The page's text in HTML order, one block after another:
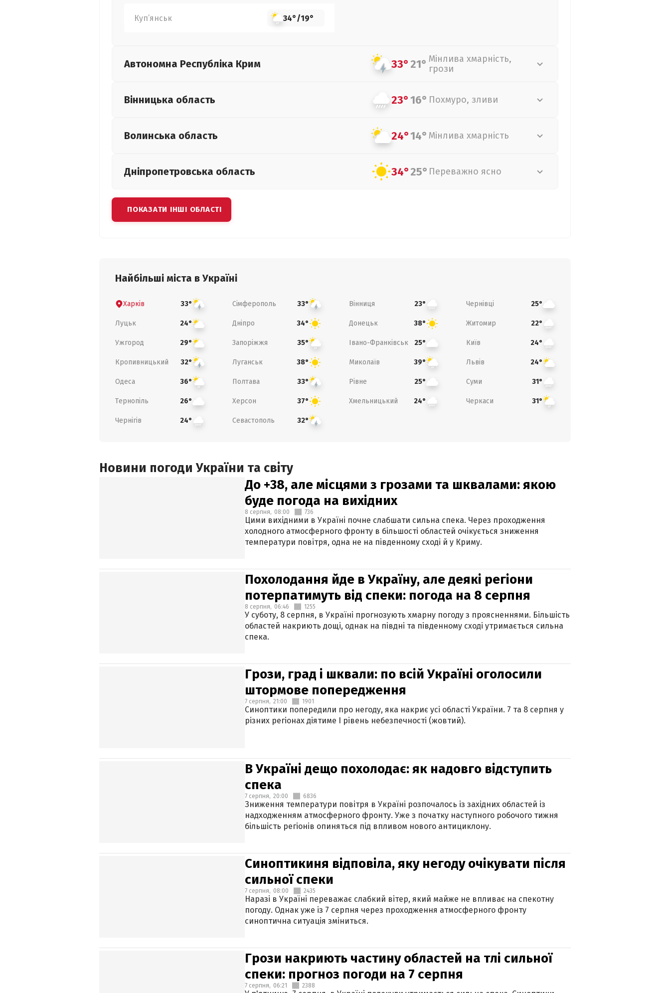
Куп’янськ 34°/19°
Автономна Республіка Крим 33°21° Мінлива хмарність,
грози
Вінницька область 23°16° Похмуро, зливи
Волинська область 24°14° Мінлива хмарність
Дніпропетровська область 34°25° Переважно ясно
ПОКАЗАТИ ІНШІ ОБЛАСТІ
Найбільші міста в Україні
Харків 33° Сімферополь 33° Вінниця 23° Чернівці 25°
Луцьк 24° Дніпро 34° Донецьк 38° Житомир 22°
Ужгород 29° Запоріжжя 35° Івано-Франківськ 25° Київ 24°
Кропивницький 32° Луганськ 38° Миколаїв 39° Львів 24°
Одеса 36° Полтава 33° Рівне 25° Суми 31°
Тернопіль 26° Херсон 37° Хмельницький 24° Черкаси 31°
Чернігів 24° Севастополь 32°
Новини погоди України та світу
До +38, але місцями з грозами та шквалами: якою
буде погода на вихідних
8 серпня, 08:00 736
Цими вихідними в Україні почне слабшати сильна спека. Через проходження
холодного атмосферного фронту в більшості областей очікується зниження
температури повітря, одна не на південному сході й у Криму.
Похолодання йде в Україну, але деякі регіони
потерпатимуть від спеки: погода на 8 серпня
8 серпня, 06:46 1255
У суботу, 8 серпня, в Україні прогнозують хмарну погоду з проясненнями. Більшість
областей накриють дощі, однак на півдні та південному сході утримається сильна
спека.
Грози, град і шквали: по всій Україні оголосили
штормове попередження
7 серпня, 21:00 1901
Синоптики попередили про негоду, яка накриє усі області України. 7 та 8 серпня у
різних регіонах діятиме І рівень небезпечності (жовтий).
В Україні дещо похолодає: як надовго відступить
спека
7 серпня, 20:00 6836
Зниження температури повітря в Україні розпочалось із західних областей із
надходженням атмосферного фронту. Уже з початку наступного робочого тижня
більшість регіонів опиняться під впливом нового антициклону.
Синоптикиня відповіла, яку негоду очікувати після
сильної спеки
7 серпня, 08:00 2435
Наразі в Україні переважає слабкий вітер, який майже не впливає на спекотну
погоду. Однак уже із 7 серпня через проходження атмосферного фронту
синоптична ситуація зміниться.
Грози накриють частину областей на тлі сильної
спеки: прогноз погоди на 7 серпня
7 серпня, 06:21 2388